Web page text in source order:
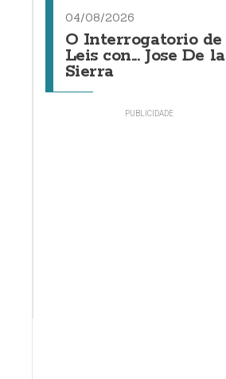
04/08/2026
O Interrogatorio de
Leis con... Jose De la
Sierra